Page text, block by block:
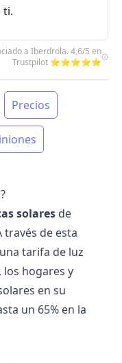
ti.
a Iberdrola. 4,6/5 en
Trustpilot ⭐⭐⭐⭐⭐
Precios
solares de
través de esta
tarifa de luz
hogares y
en su
un 65% en la